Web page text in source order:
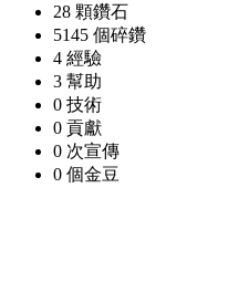
28 顆鑽石
5145 個碎鑽
4 經驗
3 幫助
0 技術
0 貢獻
0 次宣傳
0 個金豆